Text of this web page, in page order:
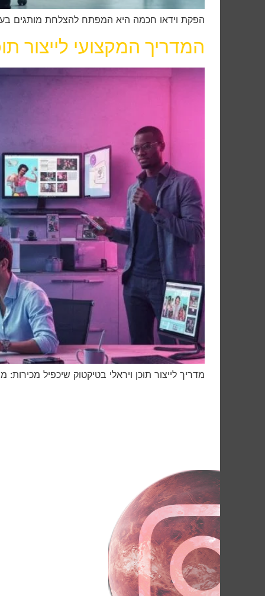
הפקת וידאו חכמה היא המפתח להצלחת מותגים בעידן
המדריך המקצועי לייצור
מדריך לייצור תוכן ויראלי בטיקטוק שיכפיל מכירות: מביאים את התוכן הכי